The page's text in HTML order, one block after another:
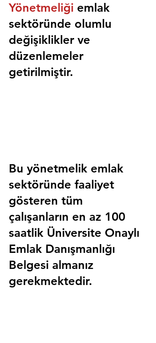
Yönetmeliği emlak
sektöründe olumlu
değişiklikler ve
düzenlemeler
getirilmiştir.
Bu yönetmelik emlak
sektöründe faaliyet
gösteren tüm
çalışanların en az 100
saatlik Üniversite Onaylı
Emlak Danışmanlığı
Belgesi almanız
gerekmektedir.